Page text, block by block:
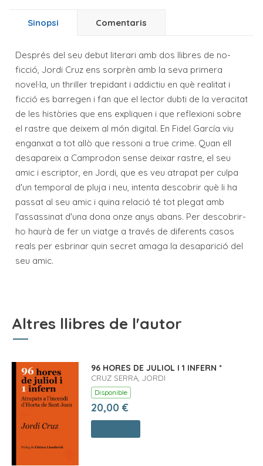
Sinopsi Comentaris
Després del seu debut literari amb dos llibres de no-
ficció, Jordi Cruz ens sorprèn amb la seva primera
novel·la, un thriller trepidant i addictiu en què realitat i
ficció es barregen i fan que el lector dubti de la veracitat
de les històries que ens expliquen i que reflexioni sobre
el rastre que deixem al món digital. En Fidel García viu
enganxat a tot allò que ressoni a true crime. Quan ell
desapareix a Camprodon sense deixar rastre, el seu
amic i escriptor, en Jordi, que es veu atrapat per culpa
d'un temporal de pluja i neu, intenta descobrir què li ha
passat al seu amic i quina relació té tot plegat amb
l'assassinat d'una dona onze anys abans. Per descobrir-
ho haurà de fer un viatge a través de diferents casos
reals per esbrinar quin secret amaga la desaparició del
seu amic.
Altres llibres de l'autor
96 HORES DE JULIOL I 1 INFERN *
CRUZ SERRA, JORDI
Disponible
20,00 €